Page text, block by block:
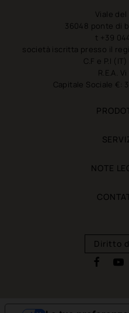
Viale
36048 ponte di
t +39
società iscritta presso il
C.F e P.I
R.E.A.
Capitale Sociale €:
NOTE
Diritto